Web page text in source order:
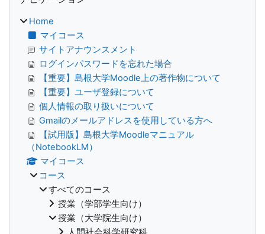
Home
マイコース
サイトアナウンスメント
ログインパスワードを忘れた場合
【重要】島根大学Moodle上の著作物について
【重要】ユーザ登録について
個人情報の取り扱いについて
Gmailのメールアドレスを使用している方へ
【試用版】島根大学Moodleマニュアル
（NotebookLM）
マイコース
コース
すべてのコース
授業（学部学生向け）
授業（大学院生向け）